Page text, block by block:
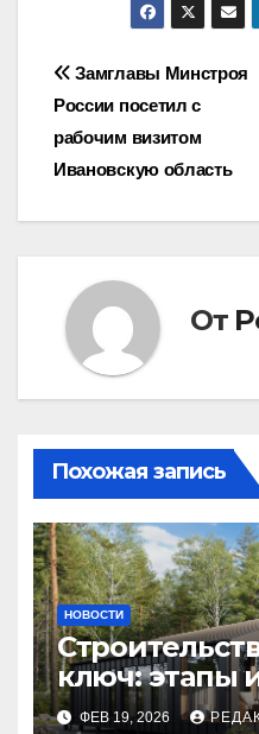
Навигация
по
записям
Замглавы Минстроя
России посетил с
рабочим визитом
Ивановскую область
От
Похожая запись
НОВОСТИ
ключ: этапы
ФЕВ 19, 2026